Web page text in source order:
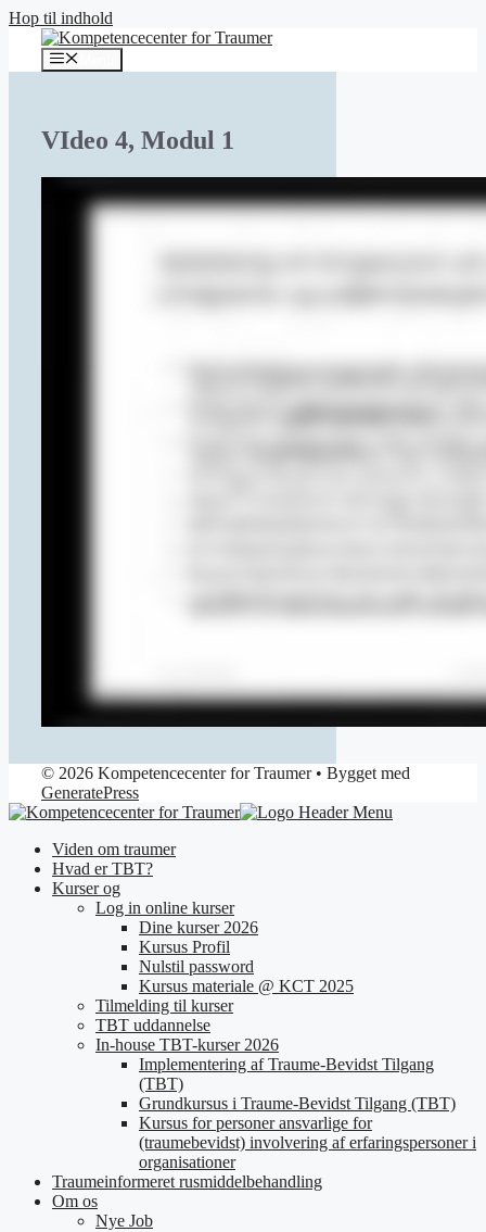
Hop til indhold
VIdeo 4, Modul 1
© 2026 Kompetencecenter for Traumer• Bygget med
GeneratePress
Viden om traumer
Hvad er TBT?
Kurser og
Log in online kurser
Dine kurser 2026
Kursus Profil
Nulstil password
Kursus materiale @ KCT 2025
Tilmelding til kurser
TBT uddannelse
In-house TBT-kurser 2026
Implementering af Traume-Bevidst Tilgang
(TBT)
Grundkursus i Traume-Bevidst Tilgang (TBT)
Kursus for personer ansvarlige for
(traumebevidst) involvering af erfaringspersoner i
organisationer
Traumeinformeret rusmiddelbehandling
Om os
Nye Job